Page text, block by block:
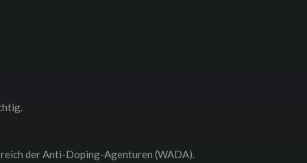
der Anti-Doping-Agenturen (WADA).